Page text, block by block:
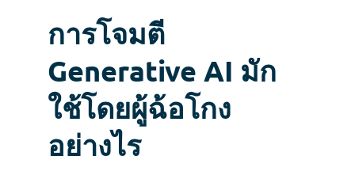
การโจมตี
Generative AI มัก
ใช้โดยผู้ฉ้อโกง
อย่างไร